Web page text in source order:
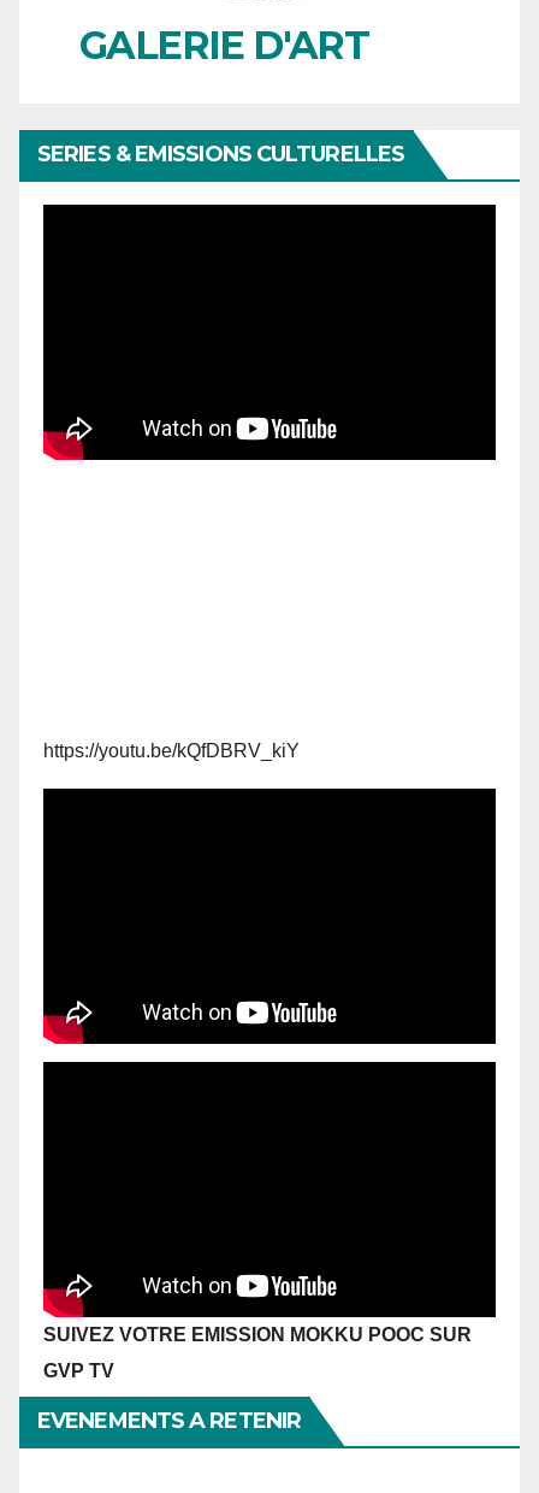
GALERIE D'ART
SERIES & EMISSIONS CULTURELLES
https://youtu.be/kQfDBRV_kiY
SUIVEZ VOTRE EMISSION MOKKU POOC SUR
GVP TV
EVENEMENTS A RETENIR